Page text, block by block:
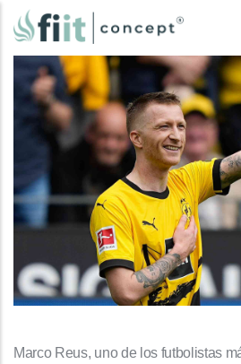
Pasar
contenido
principal
Marco Reus, uno de los futbolistas